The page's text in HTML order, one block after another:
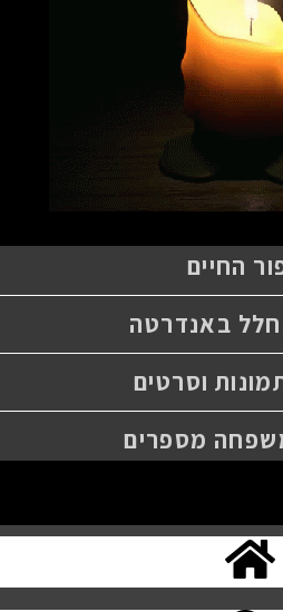
החיים
באנדרטה
וסרטים
מספרים